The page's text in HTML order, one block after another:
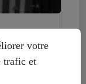
la
votre
trafic et